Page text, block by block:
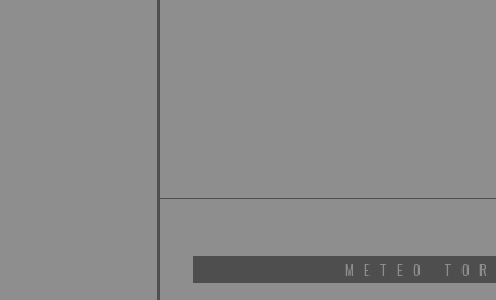
METEO